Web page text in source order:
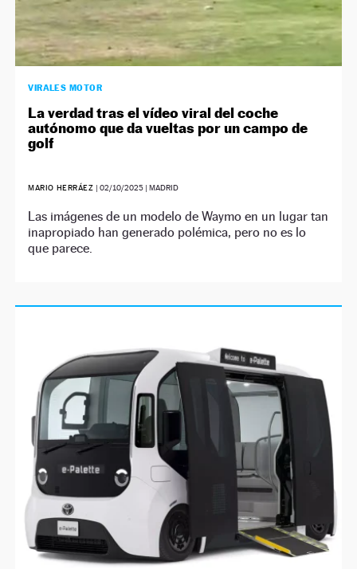
VIRALES MOTOR
La verdad tras el vídeo viral del coche
autónomo que da vueltas por un campo de
golf
MARIO HERRÁEZ | 02/10/2025| MADRID
Las imágenes de un modelo de Waymo en un lugar tan
inapropiado han generado polémica, pero no es lo
que parece.